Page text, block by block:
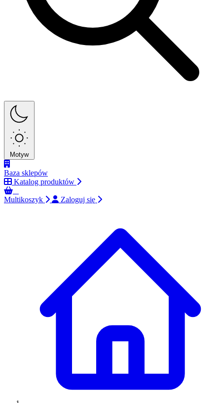
Motyw
Baza sklepów
Katalog produktów
Multikoszyk
Zaloguj się